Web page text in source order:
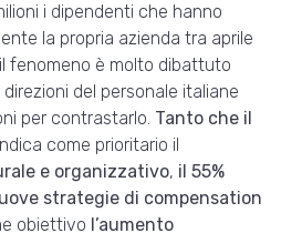
i dipendenti che hanno
la propria azienda tra aprile
fenomeno è molto dibattuto
del personale italiane
per contrastarlo. Tanto che il
come prioritario il
e organizzativo, il 55%
strategie di compensation
obiettivo l’aumento